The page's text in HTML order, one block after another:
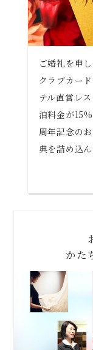
ご婚礼を申
クラブカー
テル直営レ
泊料金が
周年記念の
典を詰め込ん
かた